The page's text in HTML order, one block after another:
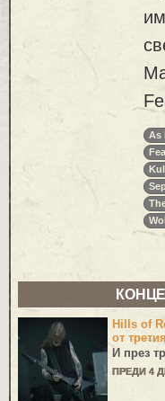
As
Hills of
от
И през
ПРЕДИ 4